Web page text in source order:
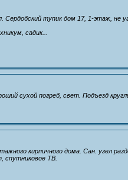
тупик дом 17, 1-этаж, не
садик...
сухой погреб, свет. Подъезд
кирпичного дома. Сан. узел
спутниковое ТВ.